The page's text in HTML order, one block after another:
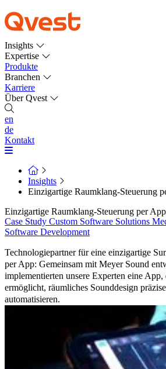
Insights
Expertise
Produkte
Branchen
Karriere
Über Qvest
en
de
Kontakt
Insights
Einzigartige Raumklang-Steuerung
Einzigartige Raumklang-Steuerung per App
Case Study Custom Software Solutions
Software Development
Technologiepartner für eine einzigartige
per App: Gemeinsam mit Meyer Sound
implementierten unsere Experten eine
ermöglicht, räumliches Sounddesign
automatisieren.